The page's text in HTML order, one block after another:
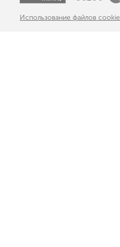
Использование файлов cookie